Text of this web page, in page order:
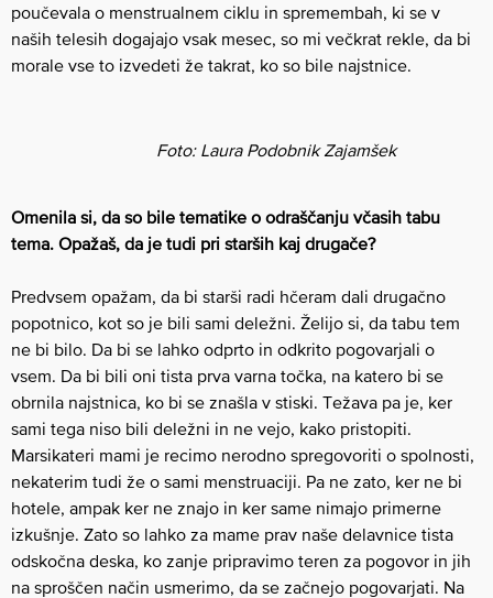
poučevala o menstrualnem ciklu in spremembah, ki se v
naših telesih dogajajo vsak mesec, so mi večkrat rekle, da bi
morale vse to izvedeti že takrat, ko so bile najstnice.
Foto: Laura Podobnik Zajamšek
Omenila si, da so bile tematike o odraščanju včasih tabu
tema. Opažaš, da je tudi pri starših kaj drugače?
Predvsem opažam, da bi starši radi hčeram dali drugačno
popotnico, kot so je bili sami deležni. Želijo si, da tabu tem
ne bi bilo. Da bi se lahko odprto in odkrito pogovarjali o
vsem. Da bi bili oni tista prva varna točka, na katero bi se
obrnila najstnica, ko bi se znašla v stiski. Težava pa je, ker
sami tega niso bili deležni in ne vejo, kako pristopiti.
Marsikateri mami je recimo nerodno spregovoriti o spolnosti,
nekaterim tudi že o sami menstruaciji. Pa ne zato, ker ne bi
hotele, ampak ker ne znajo in ker same nimajo primerne
izkušnje. Zato so lahko za mame prav naše delavnice tista
odskočna deska, ko zanje pripravimo teren za pogovor in jih
na sproščen način usmerimo, da se začnejo pogovarjati. Na